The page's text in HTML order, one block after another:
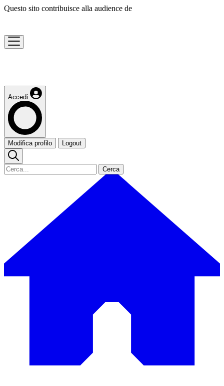
Questo sito contribuisce alla audience de
Accedi
Modifica profilo Logout
Cerca